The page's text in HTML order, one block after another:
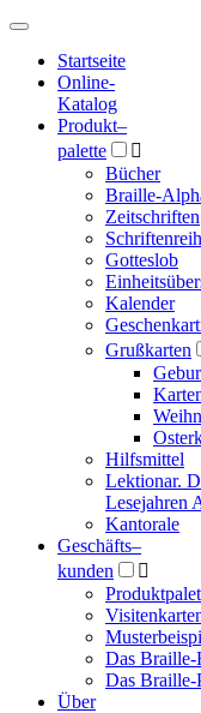
Hauptmenü
Hauptmenü
Startseite
Online-
Katalog
Produkt–
palette

Bücher
Braille-
Zeitschriften
Gotteslob
Kalender
Grußkarten
Hilfsmittel
Lektionar.
Lesejahren
Kantorale
Geschäfts­–
kunden

Das Braille-
Das Braille-
Über